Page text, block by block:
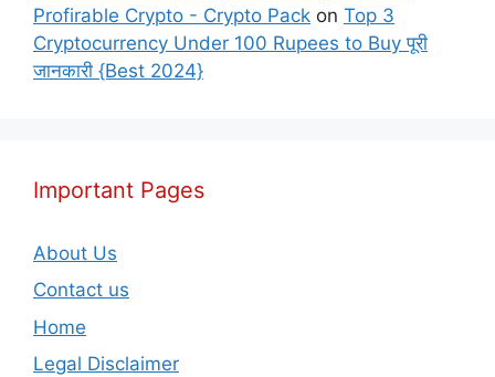
Profirable Crypto - Crypto Pack on Top 3
Cryptocurrency Under 100 Rupees to Buy पूरी
जानकारी {Best 2024}
Important Pages
About Us
Contact us
Home
Legal Disclaimer